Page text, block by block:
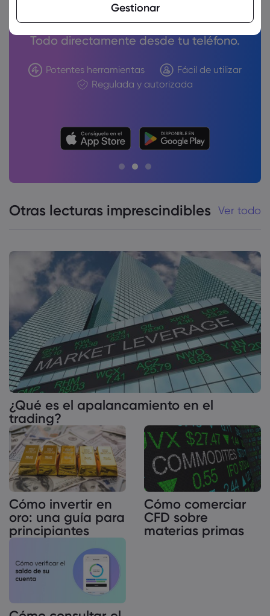
Perspectivas de expertos, ejecuciones
instantáneas.
Todo directamente desde tu teléfono.
Potentes herramientas
Fácil de utilizar
Regulada y autorizada
Otras lecturas imprescindibles Ver todo
¿Qué es el apalancamiento en el
trading?
Cómo invertir en
oro: una guía para
principiantes
Cómo comerciar
CFD sobre
materias primas
Gestionar